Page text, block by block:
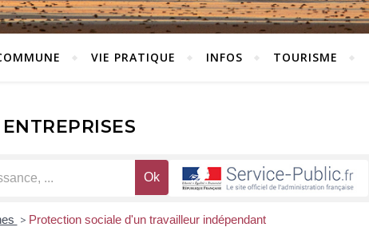
VIE PRATIQUE INFOS TOURISME
ENTREPRISES
> Protection sociale d'un travailleur indépendant